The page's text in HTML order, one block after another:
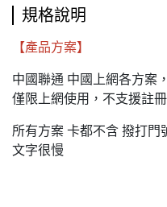
規格說明
【產品方案】
中國聯通 中國上網各方案
僅限上網使用，不支援註
所有方案 卡都不含 撥打門
文字很慢